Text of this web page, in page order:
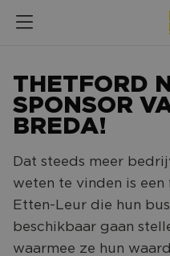
EXPOSURE
NIEUWS
AGENDA
NAC ZAKELIJK
THETFORD
SPONSOR
BREDA!
Dat steeds meer
weten te vinden is
Etten-Leur die hun
beschikbaar gaan
waarmee ze hun